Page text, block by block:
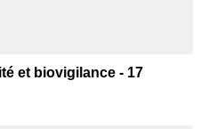
et biovigilance - 17